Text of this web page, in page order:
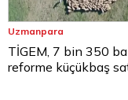
Uzmanpara
TİGEM, 7 bin 350
reforme küçükbaş